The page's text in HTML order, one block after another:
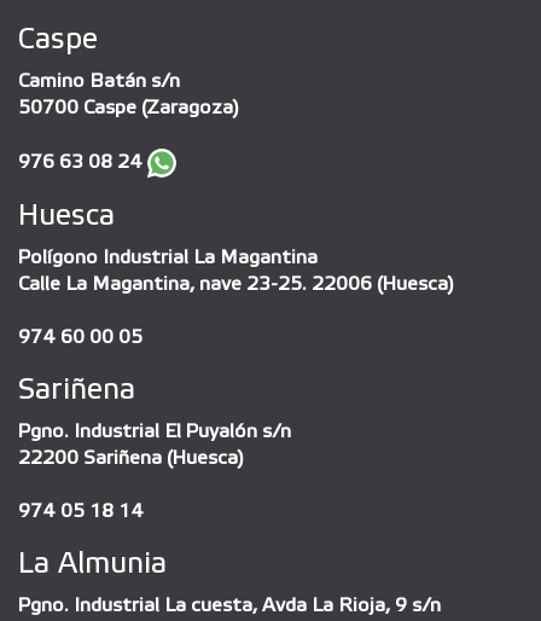
Caspe
Camino Batán s/n
50700 Caspe (Zaragoza)
976 63 08 24
Huesca
Polígono Industrial La Magantina
Calle La Magantina, nave 23-25. 22006 (Huesca)
974 60 00 05
Sariñena
Pgno. Industrial El Puyalón s/n
22200 Sariñena (Huesca)
974 05 18 14
La Almunia
Pgno. Industrial La cuesta, Avda La Rioja, 9 s/n